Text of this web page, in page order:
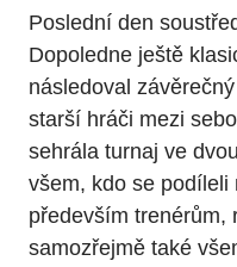
Poslední den
Dopoledne ještě
následoval
starší hráči mezi
sehrála turnaj ve
všem, kdo se
především
samozřejmě také